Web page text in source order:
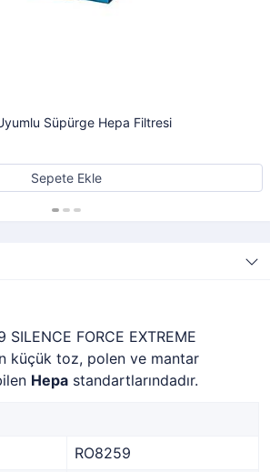
Süpürge Hepa Filtresi
Sepete Ekle
SILENCE FORCE EXTREME
küçük toz, polen ve mantar
Hepa standartlarındadır.
RO8259